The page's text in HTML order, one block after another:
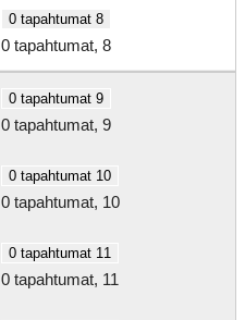
0 tapahtumat 8
0 tapahtumat, 8
0 tapahtumat 9
0 tapahtumat, 9
0 tapahtumat 10
0 tapahtumat, 10
0 tapahtumat 11
0 tapahtumat, 11